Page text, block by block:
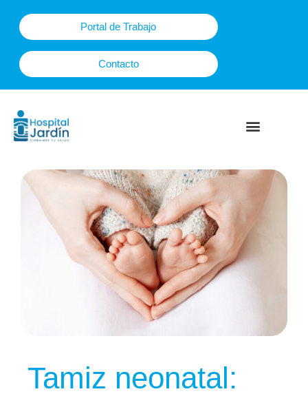
contenido
Portal de Trabajo
Contacto
Tamiz neonatal: